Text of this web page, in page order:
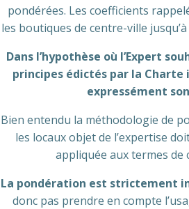
pondérées. Les coefficients
les boutiques de centre-ville
Dans l’hypothèse où l’Expert
principes édictés par la
expressément
Bien entendu la méthodologie de
les locaux objet de l’expertise
appliquée aux termes de
La pondération est strictement
donc pas prendre en compte